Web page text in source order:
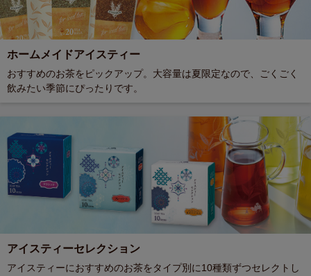
ホームメイドアイスティー
おすすめのお茶をピックアップ。大容量は夏限定なので、ごくごく
飲みたい季節にぴったりです。
アイスティーセレクション
アイスティーにおすすめのお茶をタイプ別に10種類ずつセレクトし